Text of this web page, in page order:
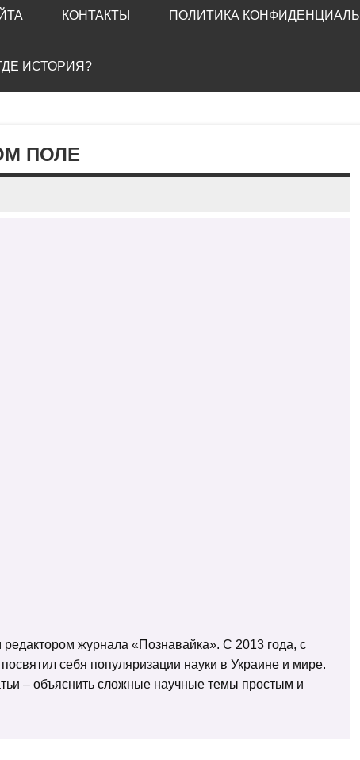
КОНТАКТЫ ПОЛИТИКА
ИСТОРИЯ?
ПОЛЕ
редактором журнала «Познавайка». С 2013 года, с
себя популяризации науки в Украине и мире.
– объяснить сложные научные темы простым и